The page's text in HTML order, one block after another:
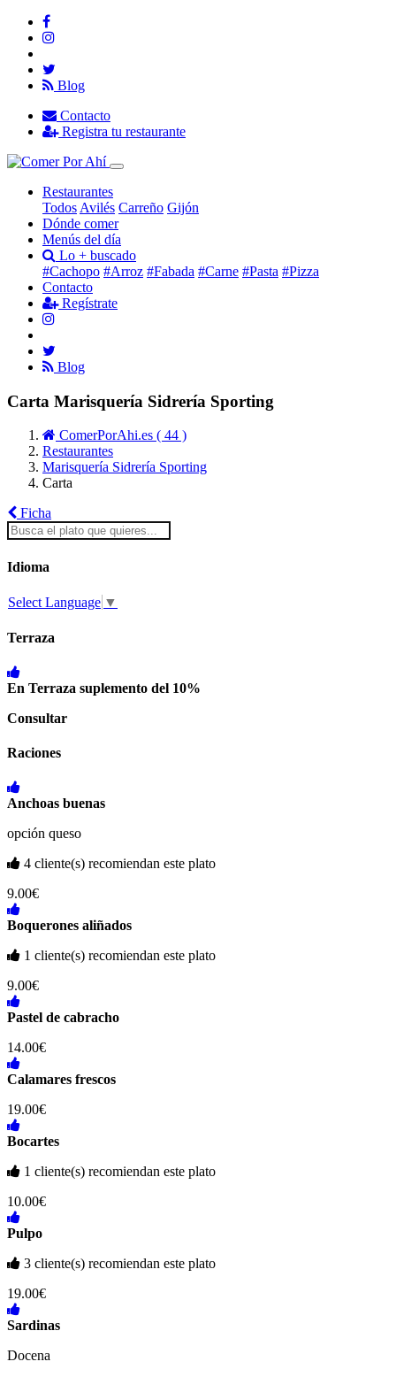
Blog
Contacto
Registra tu restaurante
Restaurantes
Todos Avilés Carreño Gijón
Dónde comer
Menús del día
Lo + buscado
#Cachopo #Arroz #Fabada #Carne #Pasta #Pizza
Contacto
Regístrate
Blog
Carta Marisquería Sidrería Sporting
ComerPorAhi.es ( 44 )
Restaurantes
Marisquería Sidrería Sporting
Carta
Ficha
Idioma
Select Language ▼
Terraza
En Terraza suplemento del 10%
Consultar
Raciones
Anchoas buenas
opción queso
4 cliente(s) recomiendan este plato
9.00€
Boquerones aliñados
1 cliente(s) recomiendan este plato
9.00€
Pastel de cabracho
14.00€
Calamares frescos
19.00€
Bocartes
1 cliente(s) recomiendan este plato
10.00€
Pulpo
3 cliente(s) recomiendan este plato
19.00€
Sardinas
Docena